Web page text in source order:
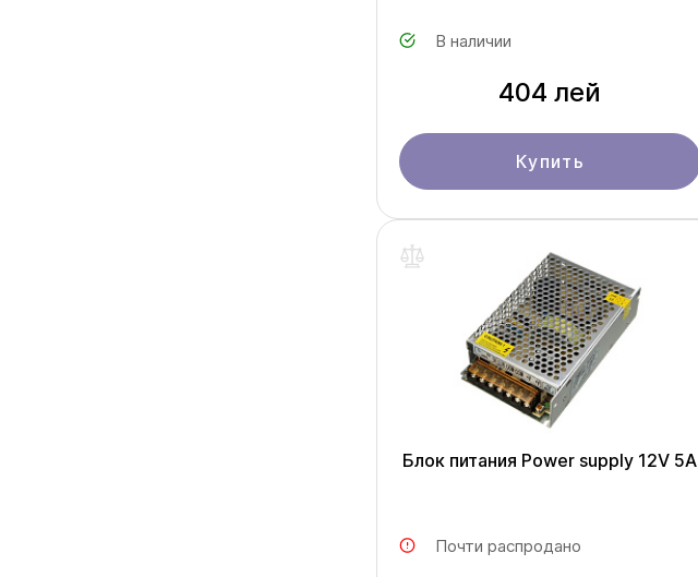
В наличии
404 лей
Купить
Блок питания Power supply 12V 5A
Почти распродано